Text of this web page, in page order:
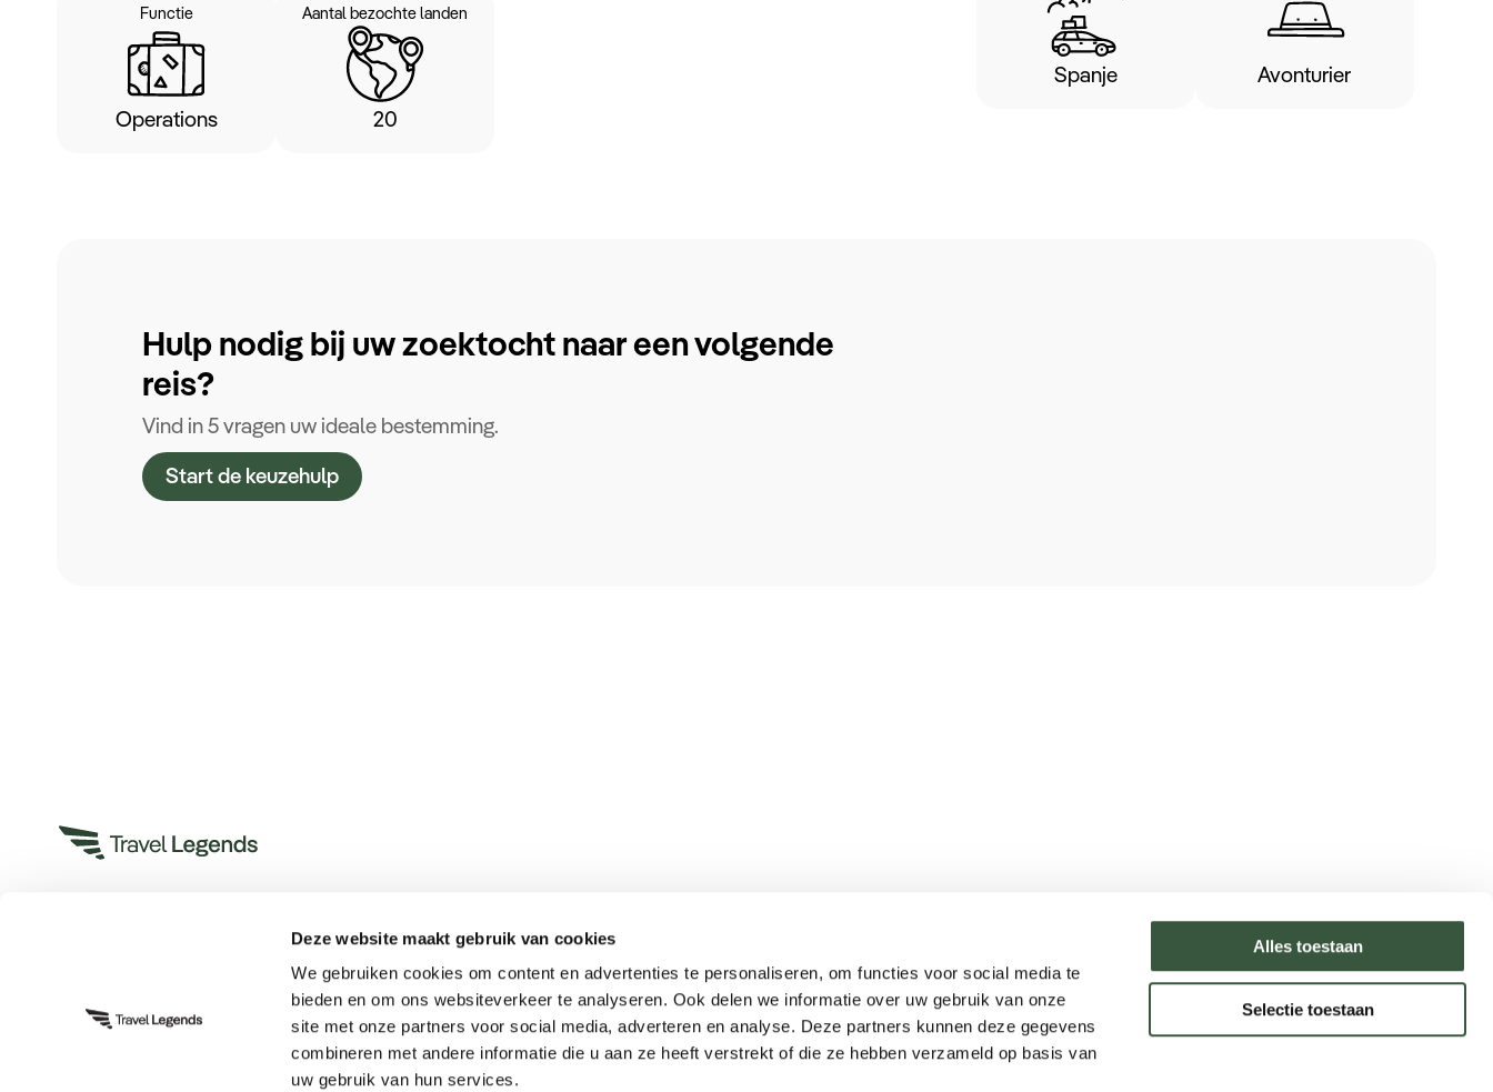
Deze website maakt gebruik van cookies
We gebruiken cookies om content en advertenties te personaliseren, om functies voor social media te
bieden en om ons websiteverkeer te analyseren. Ook delen we informatie over uw gebruik van onze
site met onze partners voor social media, adverteren en analyse. Deze partners kunnen deze gegevens
combineren met andere informatie die u aan ze heeft verstrekt of die ze hebben verzameld op basis van
uw gebruik van hun services.
Alles toestaan
Selectie toestaan
Functie
Operations
Aantal bezochte landen
20
Spanje Avonturier
Hulp nodig bij uw zoektocht naar een volgende
reis?
Vind in 5 vragen uw ideale bestemming.
Start de keuzehulp
Bel ons op +31 (0)73 22 00 550
Meer informatie
Keurmerken
Onze aanpak
Verantwoord op reis
Rondreizen
Incentives